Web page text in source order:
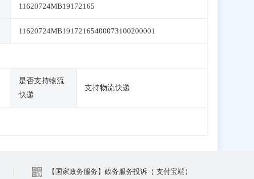
11620724MB19172165
11620724MB19172165400073100200001
是否支持物流
快递
支持物流快递
【国家政务服务】政务服务投诉（ 支付宝端）